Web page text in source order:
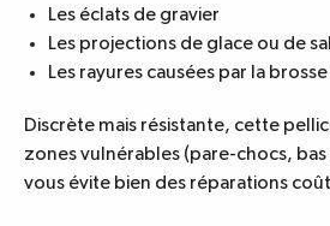
Les éclats de gravier
Les projections de glace ou de
Les rayures causées par la
Discrète mais résistante, cette
zones vulnérables (pare-chocs,
vous évite bien des réparations